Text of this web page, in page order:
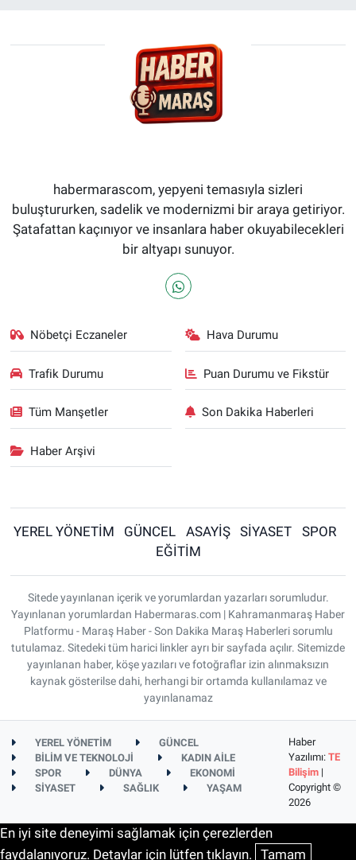
habermarascom, yepyeni temasıyla sizleri
buluştururken, sadelik ve modernizmi bir araya getiriyor.
Şatafattan kaçınıyor ve insanlara haber okuyabilecekleri
bir altyapı sunuyor.
Nöbetçi Eczaneler Hava Durumu
Trafik Durumu Puan Durumu ve Fikstür
Tüm Manşetler Son Dakika Haberleri
Haber Arşivi
YEREL YÖNETİM GÜNCEL ASAYİŞ SİYASET
SPOR
EĞİTİM
Sitede yayınlanan içerik ve yorumlardan yazarları sorumludur.
Yayınlanan yorumlardan Habermaras.com | Kahramanmaraş Haber
Platformu - Maraş Haber - Son Dakika Maraş Haberleri sorumlu
tutulamaz. Sitedeki tüm harici linkler ayrı bir sayfada açılır. Sitemizde
yayınlanan haber, köşe yazıları ve fotoğraflar izin alınmaksızın
kaynak gösterilse dahi, herhangi bir ortamda kullanılamaz ve
yayınlanamaz
YEREL YÖNETİM
GÜNCEL
BİLİM VE TEKNOLOJİ
KADIN AİLE
SPOR
DÜNYA
EKONOMİ
SİYASET
SAĞLIK YAŞAM
Haber
Yazılımı: TE
Bilişim|
Copyright ©
2026
En iyi site deneyimi sağlamak için çerezlerden
faydalanıyoruz. Detaylar için lütfen tıklayın. Tamam